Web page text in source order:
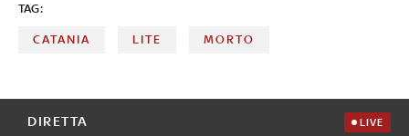
Verzeni e l’inchiesta sulle curve ultras
TAG:
CATANIA LITE MORTO
DIRETTA LIVE